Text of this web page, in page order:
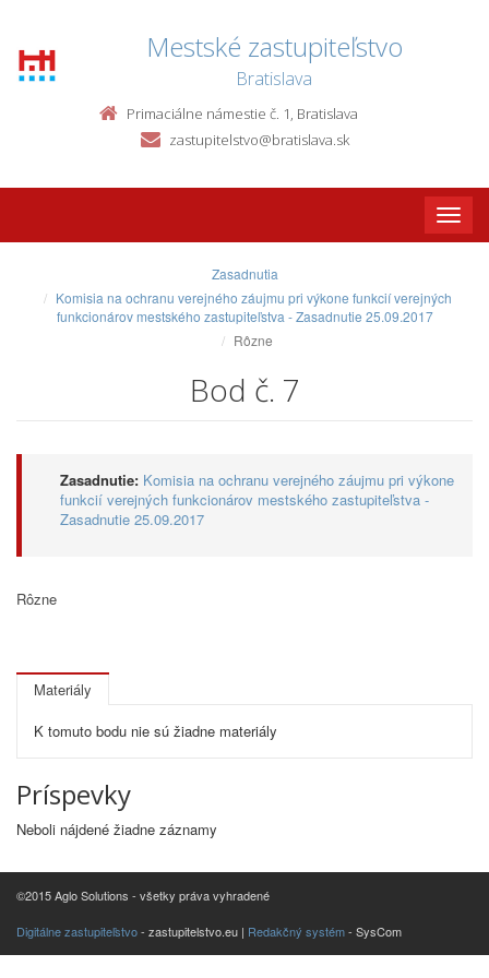
Mestské zastupiteľstvo
Bratislava
Primaciálne námestie č. 1, Bratislava
zastupitelstvo@bratislava.sk
Toggle
Zasadnutia
Komisia na ochranu verejného záujmu pri výkone funkcií verejných
funkcionárov mestského zastupiteľstva - Zasadnutie 25.09.2017
Rôzne
Bod č. 7
Zasadnutie: Komisia na ochranu verejného záujmu pri výkone
funkcií verejných funkcionárov mestského zastupiteľstva -
Zasadnutie 25.09.2017
Rôzne
Materiály
K tomuto bodu nie sú žiadne materiály
Príspevky
Neboli nájdené žiadne záznamy
©2015 Aglo Solutions - všetky práva vyhradené
Digitálne zastupiteľstvo- zastupitelstvo.eu | Redakčný systém- SysCom